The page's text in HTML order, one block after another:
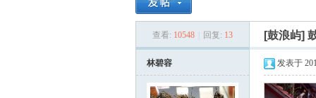
› › ›
查看: 10548 回复: 13 [鼓浪屿]
林碧容 发表于